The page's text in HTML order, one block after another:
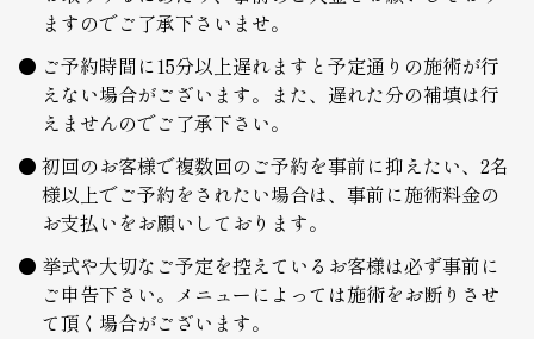
ますのでご了承下さいませ。
ご予約時間に15分以上遅れますと予定通りの施術が行
えない場合がございます。また、遅れた分の補填は行
えませんのでご了承下さい。
初回のお客様で複数回のご予約を事前に抑えたい、2名
様以上でご予約をされたい場合は、事前に施術料金の
お支払いをお願いしております。
挙式や大切なご予定を控えているお客様は必ず事前に
ご申告下さい。メニューによっては施術をお断りさせ
て頂く場合がございます。